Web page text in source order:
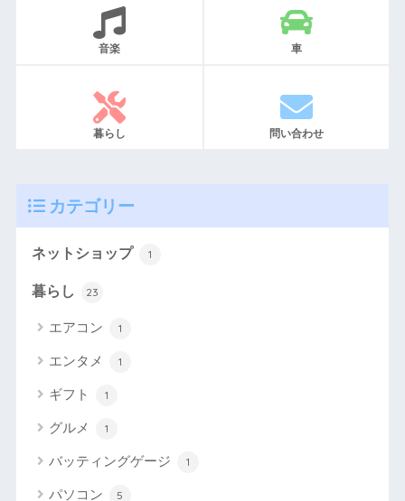
音楽 車
暮らし 問い合わせ
カテゴリー
ネットショップ 1
暮らし 23
エアコン 1
エンタメ 1
ギフト 1
グルメ 1
バッティングゲージ 1
パソコン 5